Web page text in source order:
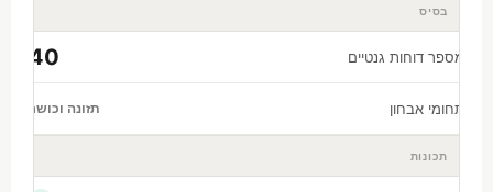
בסיס
מספר דוחות גנטיים 40
תחומי אבחון תזונה וכושר
תכונות